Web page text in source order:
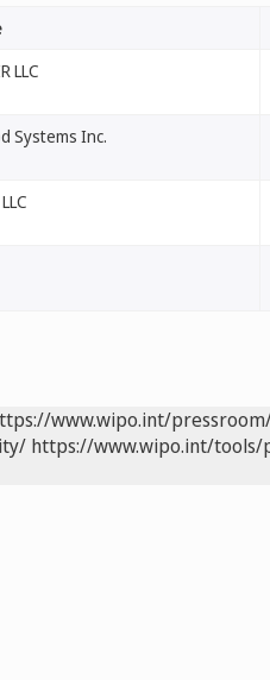
LLC
Systems Inc.
www.wipo.int/
https://www.wipo.int/